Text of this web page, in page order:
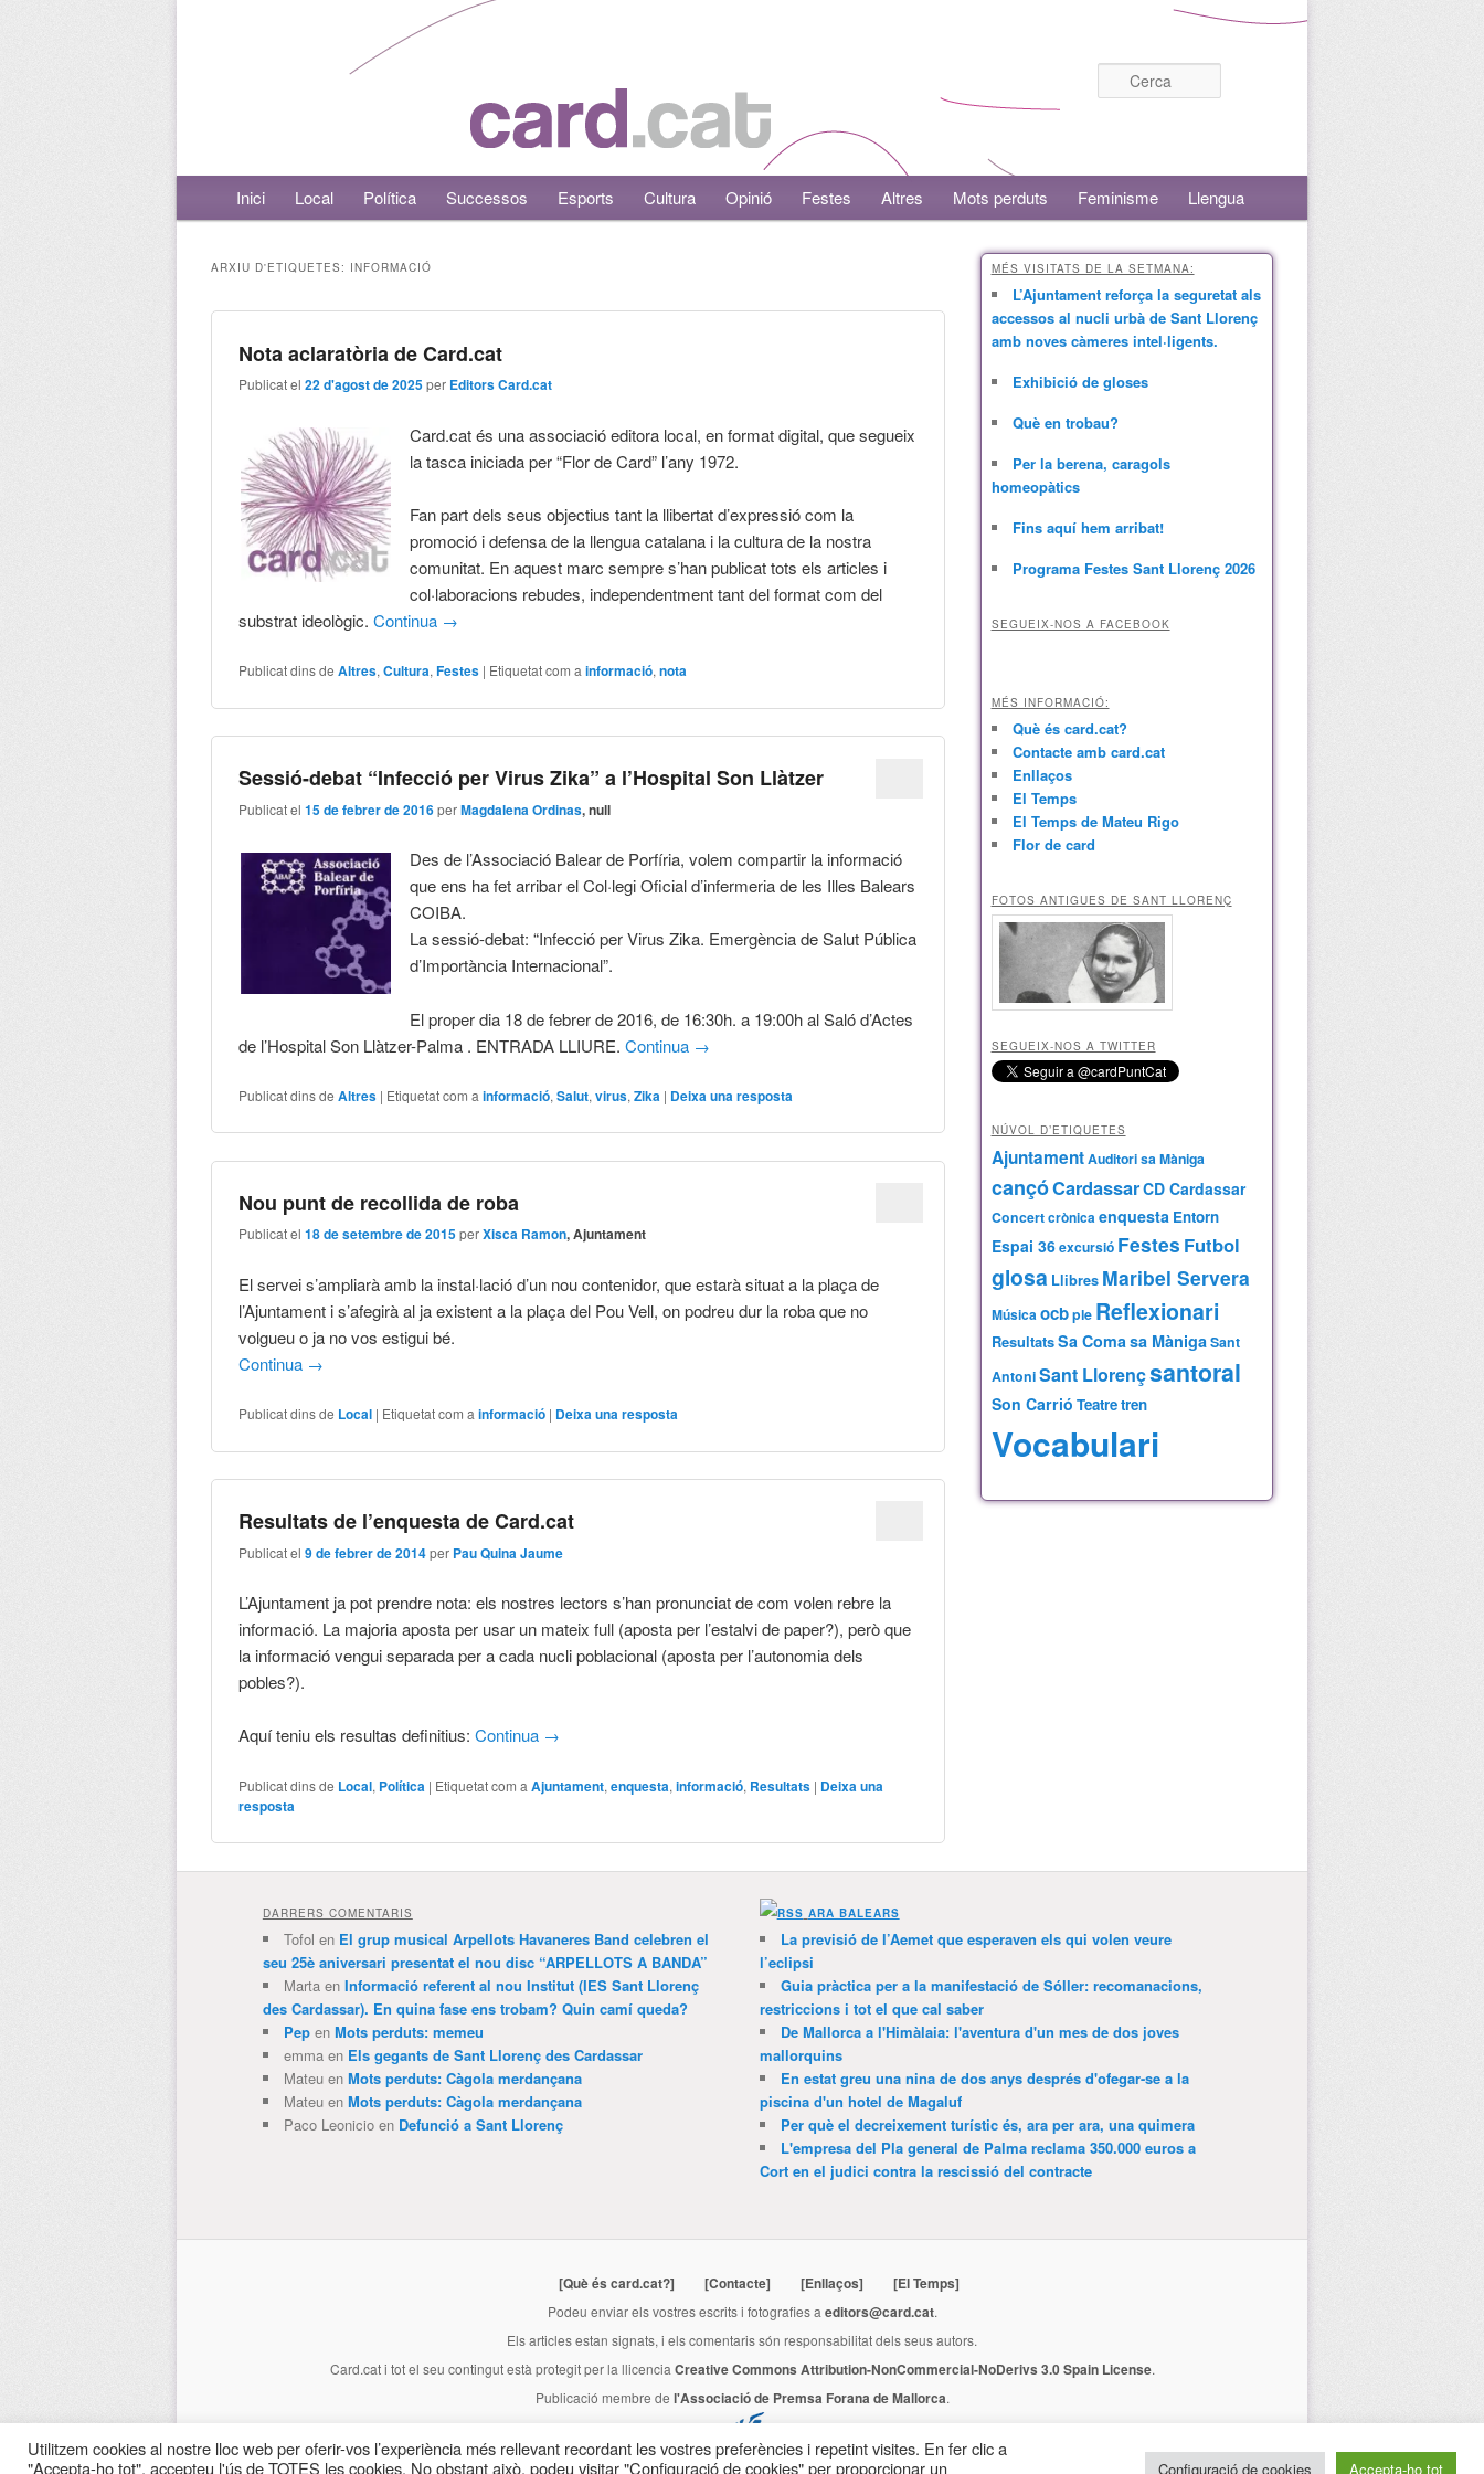
Menú principalAneu al contingut principal
Aneu al contingut secundari
Inici Local Política Successos Esports Cultura Opinió Festes Altres Mots perduts Feminisme Llengua
ARXIU D'ETIQUETES: INFORMACIÓ
Nota aclaratòria de Card.cat
Publicat el22 d'agost de 2025per Editors Card.cat
Card.cat és una associació editora local, en format digital, que segueix
la tasca iniciada per “Flor de Card” l’any 1972.
Fan part dels seus objectius tant la llibertat d’expressió com la
promoció i defensa de la llengua catalana i la cultura de la nostra
comunitat. En aquest marc sempre s’han publicat tots els articles i
col·laboracions rebudes, independentment tant del format com del
substrat ideològic.Continua →
Publicat dins de Altres,Cultura,Festes | Etiquetat com a informació,nota
Sessió-debat “Infecció per Virus Zika” a l’Hospital Son Llàtzer
Publicat el15 de febrer de 2016perMagdalena Ordinas, null
Des de l’Associació Balear de Porfíria, volem compartir la informació
que ens ha fet arribar el Col·legi Oficial d’infermeria de les Illes Balears
COIBA.
La sessió-debat: “Infecció per Virus Zika. Emergència de Salut Pública
d’Importància Internacional”.
El proper dia 18 de febrer de 2016, de 16:30h. a 19:00h al Saló d’Actes
de l’Hospital Son Llàtzer-Palma . ENTRADA LLIURE.Continua →
Publicat dins de Altres | Etiquetat com a informació,Salut,virus,Zika | Deixa una resposta
Nou punt de recollida de roba
Publicat el18 de setembre de 2015perXisca Ramon, Ajuntament
El servei s’ampliarà amb la instal·lació d’un nou contenidor, que estarà situat a la plaça de
l’Ajuntament i s’afegirà al ja existent a la plaça del Pou Vell, on podreu dur la roba que no
volgueu o ja no vos estigui bé.
Continua →
Publicat dins de Local | Etiquetat com a informació | Deixa una resposta
Resultats de l’enquesta de Card.cat
Publicat el9 de febrer de 2014per Pau Quina Jaume
L’Ajuntament ja pot prendre nota: els nostres lectors s’han pronunciat de com volen rebre la
informació. La majoria aposta per usar un mateix full (aposta per l’estalvi de paper?), però que
la informació vengui separada per a cada nucli poblacional (aposta per l’autonomia dels
pobles?).
Aquí teniu els resultas definitius:Continua →
Publicat dins de Local, Política | Etiquetat com a Ajuntament,enquesta,informació, Resultats | Deixa una
resposta
MÉS VISITATS DE LA SETMANA:
L’Ajuntament reforça la seguretat als
accessos al nucli urbà de Sant Llorenç
amb noves càmeres intel·ligents.
Exhibició de gloses
Què en trobau?
Per la berena, caragols
homeopàtics
Fins aquí hem arribat!
Programa Festes Sant Llorenç 2026
SEGUEIX-NOS A FACEBOOK
MÉS INFORMACIÓ:
Què és card.cat?
Contacte amb card.cat
Enllaços
El Temps
El Temps de Mateu Rigo
Flor de card
FOTOS ANTIGUES DE SANT LLORENÇ
SEGUEIX-NOS A TWITTER
NÚVOL D’ETIQUETES
AjuntamentAuditori sa Màniga
cançóCardassarCD Cardassar
Concertcrònicaenquesta Entorn
Espai 36excursió Festes Futbol
glosa Llibres Maribel Servera
Músicaocbple Reflexionari
ResultatsSa Comasa MànigaSant
AntoniSant Llorençsantoral
Son Carrió Teatretren
Vocabulari
DARRERS COMENTARIS
Tofol en El grup musical Arpellots Havaneres Band celebren el
seu 25è aniversari presentat el nou disc “ARPELLOTS A BANDA”
Martaen Informació referent al nou Institut (IES Sant Llorenç
des Cardassar). En quina fase ens trobam? Quin camí queda?
Pepen Mots perduts: memeu
emmaen Els gegants de Sant Llorenç des Cardassar
Mateuen Mots perduts: Càgola merdançana
Mateuen Mots perduts: Càgola merdançana
Paco Leonicioen Defunció a Sant Llorenç
ARA BALEARS
La previsió de l’Aemet que esperaven els qui volen veure
l’eclipsi
Guia pràctica per a la manifestació de Sóller: recomanacions,
restriccions i tot el que cal saber
De Mallorca a l'Himàlaia: l'aventura d'un mes de dos joves
mallorquins
En estat greu una nina de dos anys després d'ofegar-se a la
piscina d'un hotel de Magaluf
Per què el decreixement turístic és, ara per ara, una quimera
L'empresa del Pla general de Palma reclama 350.000 euros a
Cort en el judici contra la rescissió del contracte
[Què és card.cat?] [Contacte] [Enllaços] [El Temps]
Podeu enviar els vostres escrits i fotografies a editors@card.cat.
Els articles estan signats, i els comentaris són responsabilitat dels seus autors.
Card.cati tot el seu contingut està protegit per la llicencia Creative Commons Attribution-NonCommercial-NoDerivs 3.0 Spain License.
Publicació membre de l'Associació de Premsa Forana de Mallorca.
Utilitzem cookies al nostre lloc web per oferir-vos l’experiència més rellevant recordant les vostres preferències i repetint visites. En fer clic a
"Accepta-ho tot", accepteu l'ús de TOTES les cookies. No obstant això, podeu visitar "Configuració de cookies" per proporcionar un
Configuració de cookies Accepta-ho tot